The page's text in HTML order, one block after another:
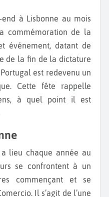
commémoration de la
événement, datant de
de la fin de la dictature
est redevenu un
Cette fête rappelle
à quel point il est
se confrontent à un
commençant et se
Il s’agit de l’une